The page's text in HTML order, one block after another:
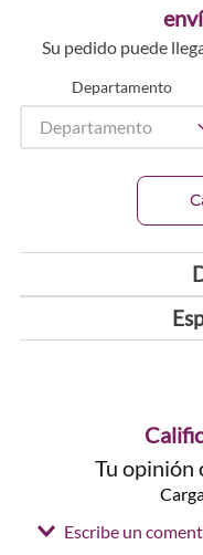
Su pedido puede
Departamento
Departamento
Tu opinión
Escribe un